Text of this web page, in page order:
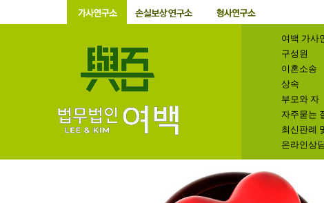
여백 가사
구성원
이혼소송
상속
부모와 자
자주묻는
최신판례
온라인상